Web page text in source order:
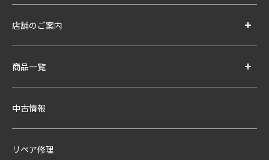
店舗のご案内
商品一覧
中古情報
リペア修理